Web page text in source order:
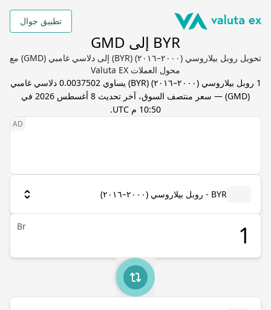
تطبيق جوال
BYR إلى GMD
تحويل روبل بيلاروسي (٢٠٠٠–٢٠١٦) (BYR) إلى دلاسي غامبي (GMD) مع
محول العملات Valuta EX
1 روبل بيلاروسي (٢٠٠٠–٢٠١٦) (
BYR) يساوي0.0037502 دلاسي غامبي
(
GMD) — سعر منتصف السوق، آخر تحديث
8 أغسطس 2026 في
10:50 م UTC
.
BYR - روبل بيلاروسي (٢٠٠٠–٢٠١٦)
Br